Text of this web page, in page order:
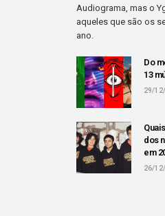
Audiograma, mas o
aqueles que são os
ano.
Do
13
29/
dos
em
26/